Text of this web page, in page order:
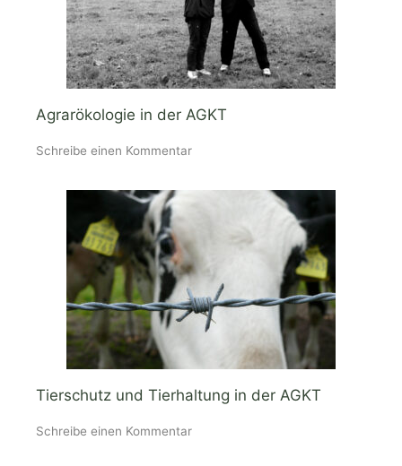
Agrarökologie in der AGKT
Schreibe einen Kommentar
Tierschutz und Tierhaltung in der AGKT
Schreibe einen Kommentar